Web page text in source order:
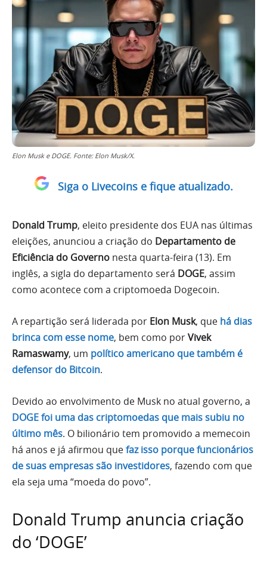
Elon Musk e DOGE. Fonte: Elon Musk/X.
Siga o Livecoins e fique atualizado.
Donald Trump, eleito presidente dos EUA nas últimas
eleições, anunciou a criação do Departamento de
Eficiência do Governo nesta quarta-feira (13). Em
inglês, a sigla do departamento será DOGE, assim
como acontece com a criptomoeda Dogecoin.
A repartição será liderada por Elon Musk, que há dias
brinca com esse nome, bem como porVivek
Ramaswamy, um político americano que também é
defensor do Bitcoin.
Devido ao envolvimento de Musk no atual governo, a
DOGE foi uma das criptomoedas que mais subiu no
último mês. O bilionário tem promovido a memecoin
há anos e já afirmou quefaz isso porque funcionários
de suas empresas são investidores, fazendo com que
ela seja uma “moeda do povo”.
Donald Trump anuncia criação
do ‘DOGE’